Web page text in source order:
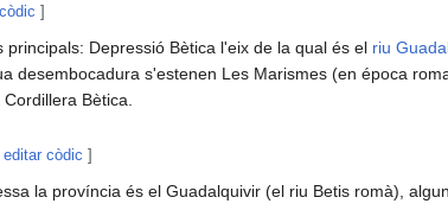
]
principals: Depressió Bètica l'eix de la qual és el riu
desembocadura s'estenen Les Marismes (en época
Bètica.
|editar còdic ]
la província és el Guadalquivir (el riu Betis romà),